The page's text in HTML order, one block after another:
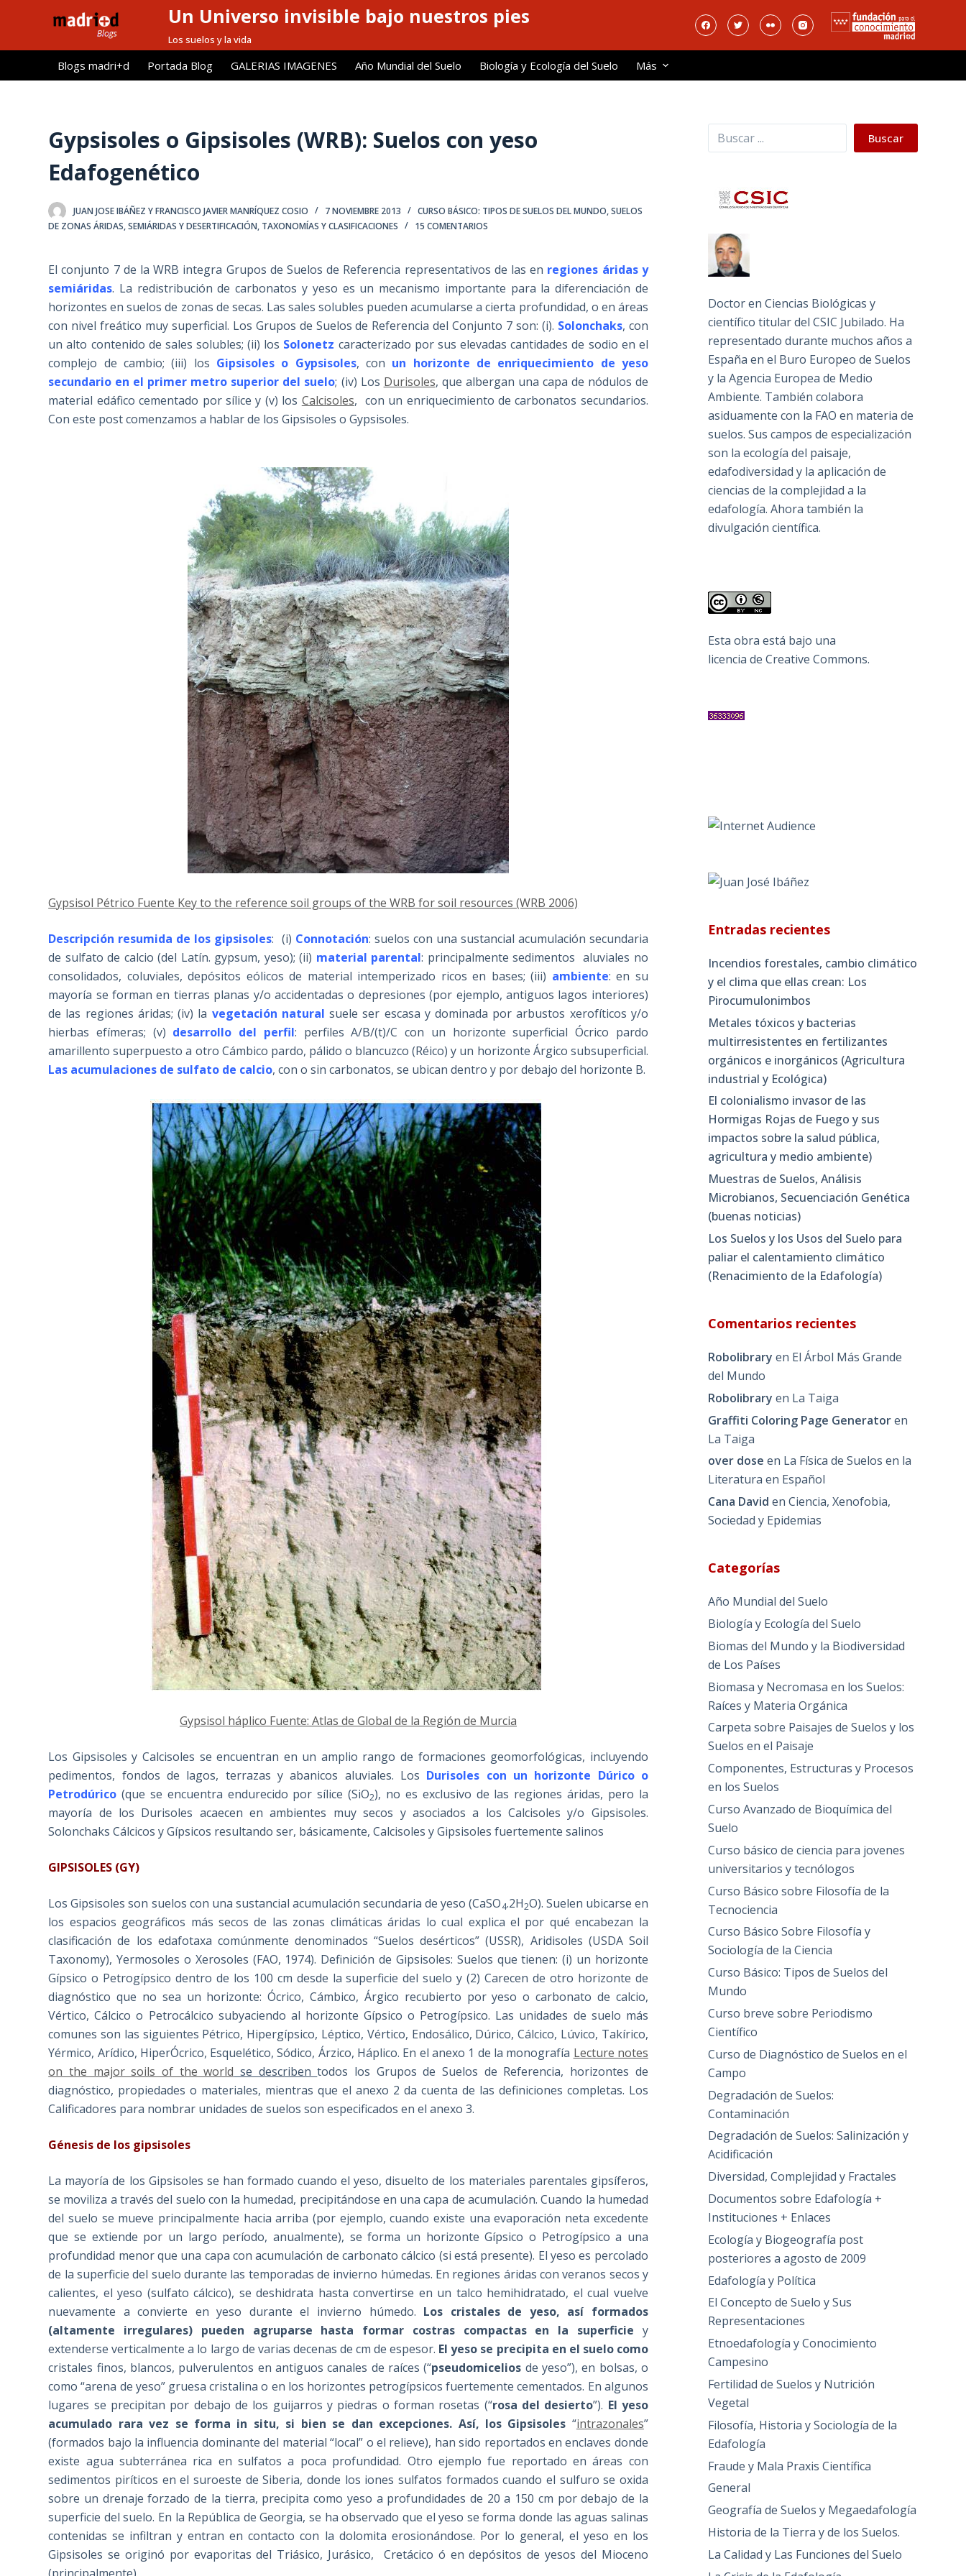
l
Un Universo invisible bajo nuestros pies
Los suelos y la vida
Blogs madri+d Portada Blog GALERIAS IMAGENES Año Mundial del Suelo Biología y Ecología del Suelo Más
Gypsisoles o Gipsisoles (WRB): Suelos con yeso
Edafogenético
JUAN JOSE IBÁÑEZ Y FRANCISCO JAVIER MANRÍQUEZ COSIO 7 NOVIEMBRE 2013 CURSO BÁSICO: TIPOS DE SUELOS DEL MUNDO,SUELOS
DE ZONAS ÁRIDAS, SEMIÁRIDAS Y DESERTIFICACIÓN, TAXONOMÍAS Y CLASIFICACIONES 15 COMENTARIOS
El conjunto 7 de la WRB integra Grupos de Suelos de Referencia representativos de las en regiones áridas y
semiáridas. La redistribución de carbonatos y yeso es un mecanismo importante para la diferenciación de
horizontes en suelos de zonas de secas. Las sales solubles pueden acumularse a cierta profundidad, o en áreas
con nivel freático muy superficial. Los Grupos de Suelos de Referencia del Conjunto 7 son: (i). Solonchaks, con
un alto contenido de sales solubles; (ii) los Solonetz caracterizado por sus elevadas cantidades de sodio en el
complejo de cambio; (iii) los Gipsisoles o Gypsisoles, con un horizonte de enriquecimiento de yeso
secundario en el primer metro superior del suelo; (iv) Los Durisoles, que albergan una capa de nódulos de
material edáfico cementado por sílice y (v) los Calcisoles, con un enriquecimiento de carbonatos secundarios.
Con este post comenzamos a hablar de los Gipsisoles o Gypsisoles.
Gypsisol Pétrico Fuente Key to the reference soil groups of the WRB for soil resources (WRB 2006)
Descripción resumida de los gipsisoles: (i) Connotación: suelos con una sustancial acumulación secundaria
de sulfato de calcio (del Latín. gypsum, yeso); (ii) material parental: principalmente sedimentos aluviales no
consolidados, coluviales, depósitos eólicos de material intemperizado ricos en bases; (iii) ambiente: en su
mayoría se forman en tierras planas y/o accidentadas o depresiones (por ejemplo, antiguos lagos interiores)
de las regiones áridas; (iv) la vegetación natural suele ser escasa y dominada por arbustos xerofíticos y/o
hierbas efímeras; (v) desarrollo del perfil: perfiles A/B/(t)/C con un horizonte superficial Ócrico pardo
amarillento superpuesto a otro Cámbico pardo, pálido o blancuzco (Réico) y un horizonte Árgico subsuperficial.
Las acumulaciones de sulfato de calcio, con o sin carbonatos, se ubican dentro y por debajo del horizonte B.
Gypsisol háplico Fuente: Atlas de Global de la Región de Murcia
Los Gipsisoles y Calcisoles se encuentran en un amplio rango de formaciones geomorfológicas, incluyendo
pedimentos, fondos de lagos, terrazas y abanicos aluviales. Los Durisoles con un horizonte Dúrico o
Petrodúrico (que se encuentra endurecido por sílice (SiO2), no es exclusivo de las regiones áridas, pero la
mayoría de los Durisoles acaecen en ambientes muy secos y asociados a los Calcisoles y/o Gipsisoles.
Solonchaks Cálcicos y Gípsicos resultando ser, básicamente, Calcisoles y Gipsisoles fuertemente salinos
GIPSISOLES (GY)
Los Gipsisoles son suelos con una sustancial acumulación secundaria de yeso (CaSO4.2H2O). Suelen ubicarse en
los espacios geográficos más secos de las zonas climáticas áridas lo cual explica el por qué encabezan la
clasificación de los edafotaxa comúnmente denominados “Suelos desérticos” (USSR), Aridisoles (USDA Soil
Taxonomy), Yermosoles o Xerosoles (FAO, 1974). Definición de Gipsisoles: Suelos que tienen: (i) un horizonte
Gípsico o Petrogípsico dentro de los 100 cm desde la superficie del suelo y (2) Carecen de otro horizonte de
diagnóstico que no sea un horizonte: Ócrico, Cámbico, Árgico recubierto por yeso o carbonato de calcio,
Vértico, Cálcico o Petrocálcico subyaciendo al horizonte Gípsico o Petrogípsico. Las unidades de suelo más
comunes son las siguientes Pétrico, Hipergípsico, Léptico, Vértico, Endosálico, Dúrico, Cálcico, Lúvico, Takírico,
Yérmico, Arídico, HiperÓcrico, Esquelético, Sódico, Árzico, Háplico. En el anexo 1 de la monografía Lecture notes
on the major soils of the world se describentodos los Grupos de Suelos de Referencia, horizontes de
diagnóstico, propiedades o materiales, mientras que el anexo 2 da cuenta de las definiciones completas. Los
Calificadores para nombrar unidades de suelos son especificados en el anexo 3.
Génesis de los gipsisoles
La mayoría de los Gipsisoles se han formado cuando el yeso, disuelto de los materiales parentales gipsíferos,
se moviliza a través del suelo con la humedad, precipitándose en una capa de acumulación. Cuando la humedad
del suelo se mueve principalmente hacia arriba (por ejemplo, cuando existe una evaporación neta excedente
que se extiende por un largo período, anualmente), se forma un horizonte Gípsico o Petrogípsico a una
profundidad menor que una capa con acumulación de carbonato cálcico (si está presente). El yeso es percolado
de la superficie del suelo durante las temporadas de invierno húmedas. En regiones áridas con veranos secos y
calientes, el yeso (sulfato cálcico), se deshidrata hasta convertirse en un talco hemihidratado, el cual vuelve
nuevamente a convierte en yeso durante el invierno húmedo. Los cristales de yeso, así formados
(altamente irregulares) pueden agruparse hasta formar costras compactas en la superficie y
extenderse verticalmente a lo largo de varias decenas de cm de espesor. El yeso se precipita en el suelo como
cristales finos, blancos, pulverulentos en antiguos canales de raíces (“pseudomicelios de yeso”), en bolsas, o
como “arena de yeso” gruesa cristalina o en los horizontes petrogípsicos fuertemente cementados. En algunos
lugares se precipitan por debajo de los guijarros y piedras o forman rosetas (“rosa del desierto”). El yeso
acumulado rara vez se forma in situ, si bien se dan excepciones. Así, los Gipsisoles “intrazonales”
(formados bajo la influencia dominante del material “local” o el relieve), han sido reportados en enclaves donde
existe agua subterránea rica en sulfatos a poca profundidad. Otro ejemplo fue reportado en áreas con
sedimentos piríticos en el suroeste de Siberia, donde los iones sulfatos formados cuando el sulfuro se oxida
sobre un drenaje forzado de la tierra, precipita como yeso a profundidades de 20 a 150 cm por debajo de la
superficie del suelo. En la República de Georgia, se ha observado que el yeso se forma donde las aguas salinas
contenidas se infiltran y entran en contacto con la dolomita erosionándose. Por lo general, el yeso en los
Gipsisoles se originó por evaporitas del Triásico, Jurásico, Cretácico ó en depósitos de yesos del Mioceno
Buscar Buscar
Doctor en Ciencias Biológicas y
científico titular del CSIC Jubilado. Ha
representado durante muchos años a
España en el Buro Europeo de Suelos
y la Agencia Europea de Medio
Ambiente. También colabora
asiduamente con la FAO en materia de
suelos. Sus campos de especialización
son la ecología del paisaje,
edafodiversidad y la aplicación de
ciencias de la complejidad a la
edafología. Ahora también la
divulgación científica.
Esta obra está bajo una
licencia de Creative Commons.
Entradas recientes
Incendios forestales, cambio climático
y el clima que ellas crean: Los
Pirocumulonimbos
Metales tóxicos y bacterias
multirresistentes en fertilizantes
orgánicos e inorgánicos (Agricultura
industrial y Ecológica)
El colonialismo invasor de las
Hormigas Rojas de Fuego y sus
impactos sobre la salud pública,
agricultura y medio ambiente)
Muestras de Suelos, Análisis
Microbianos, Secuenciación Genética
(buenas noticias)
Los Suelos y los Usos del Suelo para
paliar el calentamiento climático
(Renacimiento de la Edafología)
Comentarios recientes
Robolibrary en El Árbol Más Grande
del Mundo
Robolibrary en La Taiga
Graffiti Coloring Page Generatoren
La Taiga
over dose en La Física de Suelos en la
Literatura en Español
Cana David enCiencia, Xenofobia,
Sociedad y Epidemias
Categorías
Año Mundial del Suelo
Biología y Ecología del Suelo
Biomas del Mundo y la Biodiversidad
de Los Países
Biomasa y Necromasa en los Suelos:
Raíces y Materia Orgánica
Carpeta sobre Paisajes de Suelos y los
Suelos en el Paisaje
Componentes, Estructuras y Procesos
en los Suelos
Curso Avanzado de Bioquímica del
Suelo
Curso básico de ciencia para jovenes
universitarios y tecnólogos
Curso Básico sobre Filosofía de la
Tecnociencia
Curso Básico Sobre Filosofía y
Sociología de la Ciencia
Curso Básico: Tipos de Suelos del
Mundo
Curso breve sobre Periodismo
Científico
Curso de Diagnóstico de Suelos en el
Campo
Degradación de Suelos:
Contaminación
Degradación de Suelos: Salinización y
Acidificación
Diversidad, Complejidad y Fractales
Documentos sobre Edafología +
Instituciones + Enlaces
Ecología y Biogeografía post
posteriores a agosto de 2009
Edafología y Política
El Concepto de Suelo y Sus
Representaciones
Etnoedafología y Conocimiento
Campesino
Fertilidad de Suelos y Nutrición
Vegetal
Filosofía, Historia y Sociología de la
Edafología
Fraude y Mala Praxis Científica
General
Geografía de Suelos y Megaedafología
Historia de la Tierra y de los Suelos.
La Calidad y Las Funciones del Suelo